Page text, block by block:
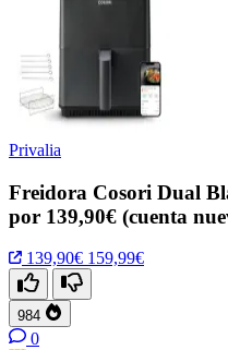
Privalia
Freidora Cosori Dual
por 139,90€ (cuenta
139,90€ 159,99€
984
0